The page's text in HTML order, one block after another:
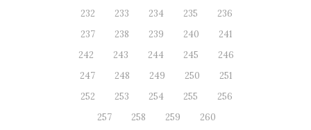
232
233 234 235
236
237
238 239 240
241
242
243 244 245
246
247
248 249 250
251
252
253 254 255
256
257
258 259 260